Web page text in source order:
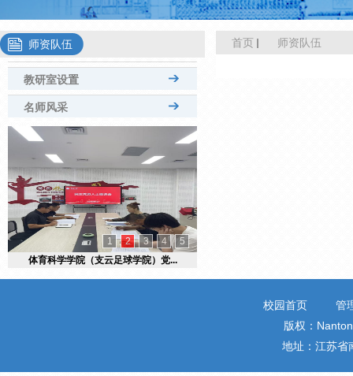
师资队伍
教研室设置
名师风采
1 2 3 4
5
体育科学学院（支云足球学院）党...
首页 师资队伍
校园首页
管
版权：
地址：江苏省